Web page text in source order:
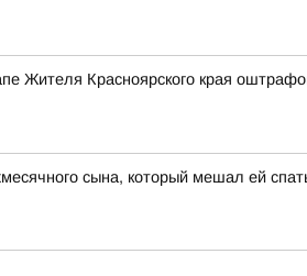
Жителя Красноярского края
сына, который мешал ей